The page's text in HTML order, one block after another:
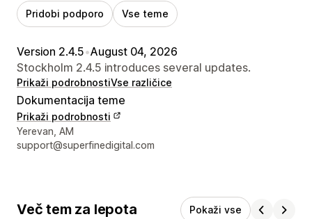
Pridobi podporo Vse teme
Version 2.4.5•August 04, 2026
Stockholm 2.4.5 introduces several updates.
Prikaži podrobnostiVse različice
Dokumentacija teme
Prikaži podrobnosti
Podatki za stik z oblikovalcem
Yerevan, AM
support@superfinedigital.com
Več tem za lepota Pokaži vse